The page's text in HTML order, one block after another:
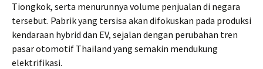
Tiongkok, serta menurunnya volume penjualan di negara
tersebut. Pabrik yang tersisa akan difokuskan pada produksi
kendaraan hybrid dan EV, sejalan dengan perubahan tren
pasar otomotif Thailand yang semakin mendukung
elektrifikasi.